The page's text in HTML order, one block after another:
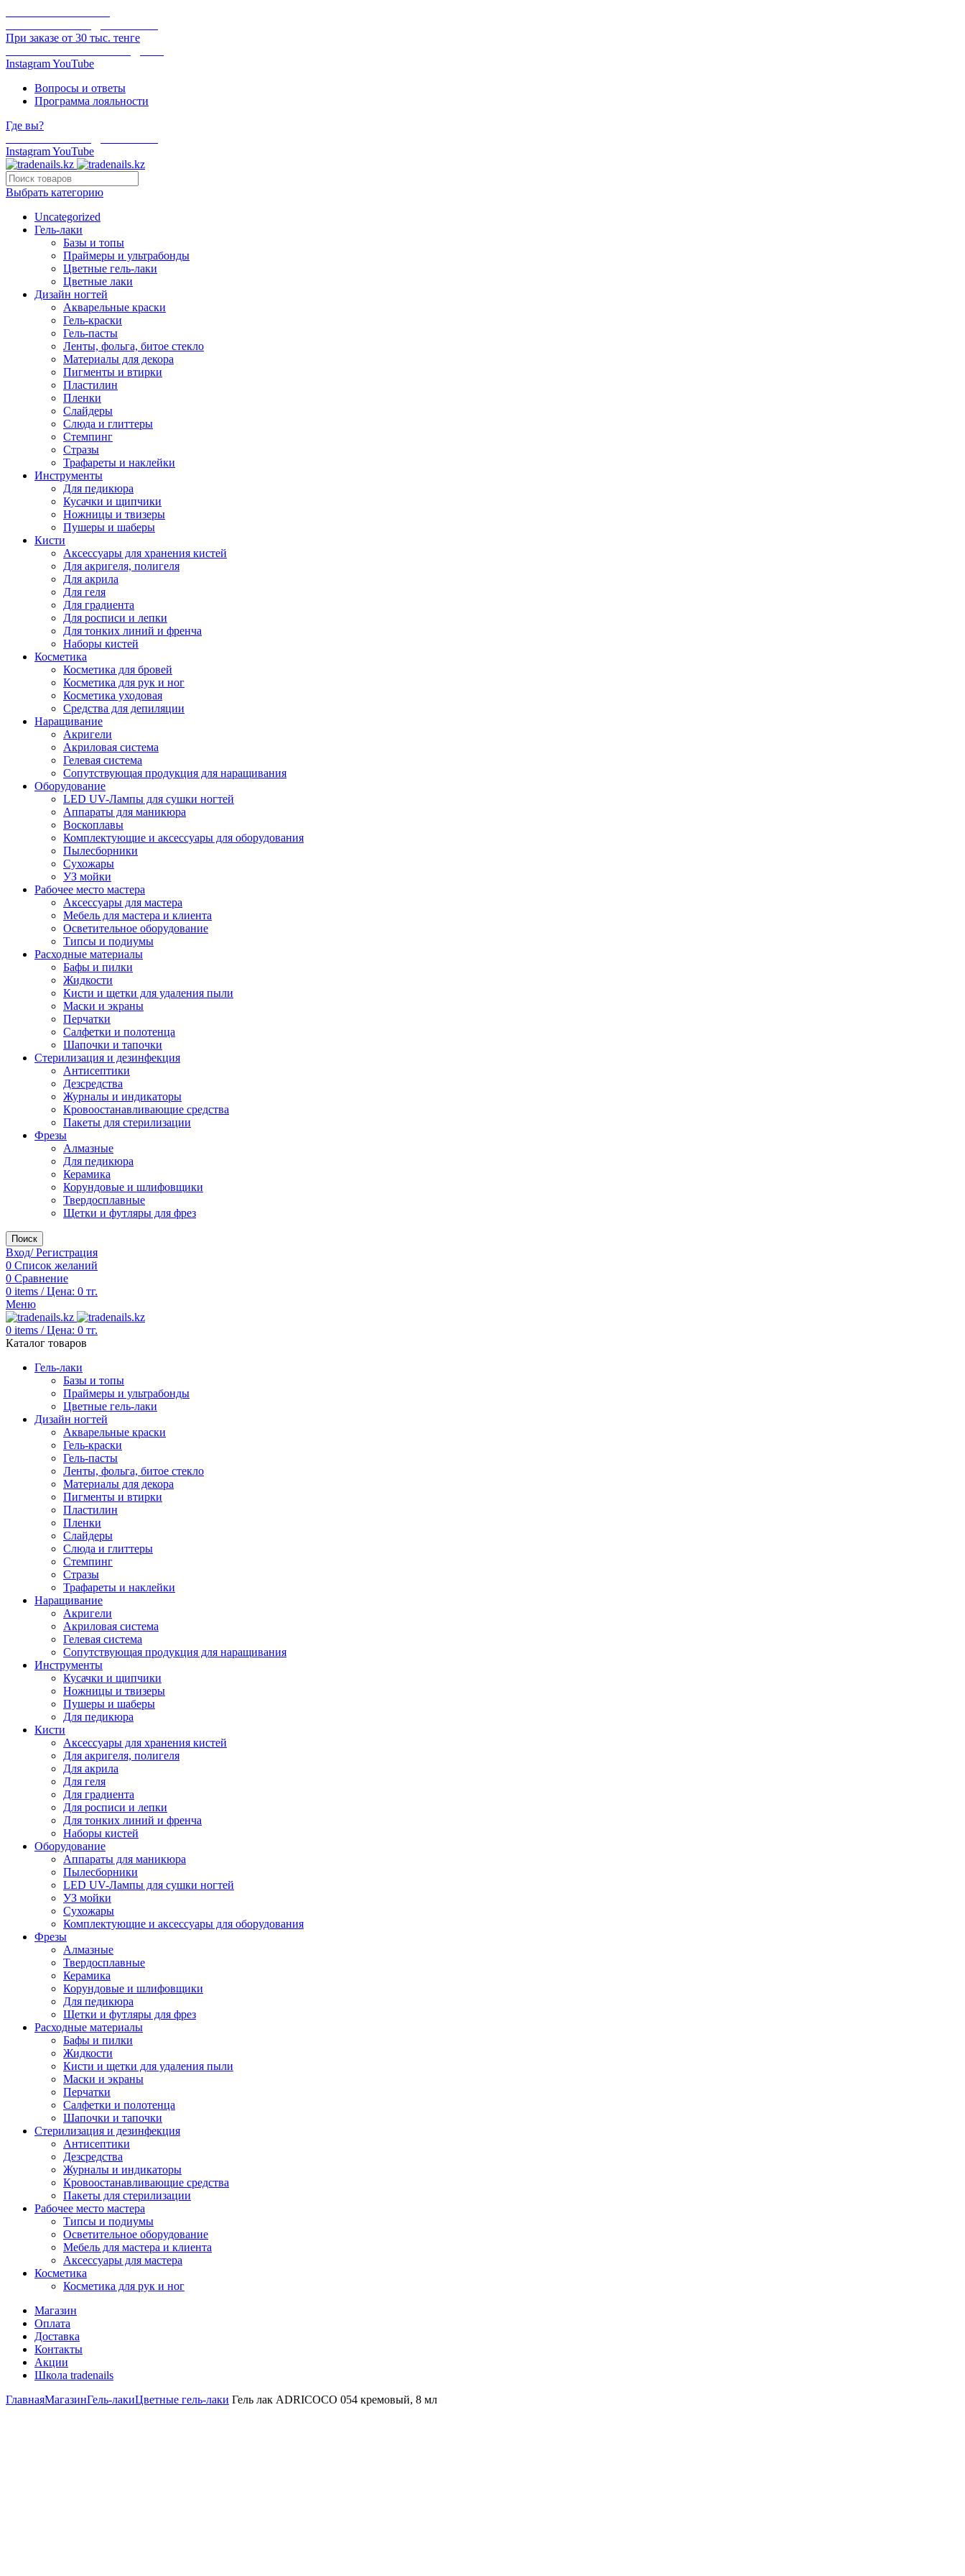
При заказе от 30 тыс. тенге
InstagramYouTube
Вопросы и ответы
Программа лояльности
Где вы?
InstagramYouTube
Выбрать категорию
Uncategorized
Гель-лаки
Базы и топы
Праймеры и ультрабонды
Цветные гель-лаки
Цветные лаки
Дизайн ногтей
Акварельные краски
Гель-краски
Гель-пасты
Ленты, фольга, битое стекло
Материалы для декора
Пигменты и втирки
Пластилин
Пленки
Слайдеры
Слюда и глиттеры
Стемпинг
Стразы
Трафареты и наклейки
Инструменты
Для педикюра
Кусачки и щипчики
Ножницы и твизеры
Пушеры и шаберы
Кисти
Аксессуары для хранения кистей
Для акригеля, полигеля
Для акрила
Для геля
Для градиента
Для росписи и лепки
Для тонких линий и френча
Наборы кистей
Косметика
Косметика для бровей
Косметика для рук и ног
Косметика уходовая
Средства для депиляции
Наращивание
Акригели
Акриловая система
Гелевая система
Сопутствующая продукция для наращивания
Оборудование
LED UV-Лампы для сушки ногтей
Аппараты для маникюра
Воскоплавы
Комплектующие и аксессуары для оборудования
Пылесборники
Сухожары
УЗ мойки
Рабочее место мастера
Аксессуары для мастера
Мебель для мастера и клиента
Осветительное оборудование
Типсы и подиумы
Расходные материалы
Бафы и пилки
Жидкости
Кисти и щетки для удаления пыли
Маски и экраны
Перчатки
Салфетки и полотенца
Шапочки и тапочки
Стерилизация и дезинфекция
Антисептики
Дезсредства
Журналы и индикаторы
Кровоостанавливающие средства
Пакеты для стерилизации
Фрезы
Алмазные
Для педикюра
Керамика
Корундовые и шлифовщики
Твердосплавные
Щетки и футляры для фрез
Поиск
Вход/ Регистрация
0 Список желаний
0 Сравнение
0 items / Цена: 0 тг.
Меню
0 items / Цена: 0 тг.
Каталог товаров
Гель-лаки
Базы и топы
Праймеры и ультрабонды
Цветные гель-лаки
Дизайн ногтей
Акварельные краски
Гель-краски
Гель-пасты
Ленты, фольга, битое стекло
Материалы для декора
Пигменты и втирки
Пластилин
Пленки
Слайдеры
Слюда и глиттеры
Стемпинг
Стразы
Трафареты и наклейки
Наращивание
Акригели
Акриловая система
Гелевая система
Сопутствующая продукция для наращивания
Инструменты
Кусачки и щипчики
Ножницы и твизеры
Пушеры и шаберы
Для педикюра
Кисти
Аксессуары для хранения кистей
Для акригеля, полигеля
Для акрила
Для геля
Для градиента
Для росписи и лепки
Для тонких линий и френча
Наборы кистей
Оборудование
Аппараты для маникюра
Пылесборники
LED UV-Лампы для сушки ногтей
УЗ мойки
Сухожары
Комплектующие и аксессуары для оборудования
Фрезы
Алмазные
Твердосплавные
Керамика
Корундовые и шлифовщики
Для педикюра
Щетки и футляры для фрез
Расходные материалы
Бафы и пилки
Жидкости
Кисти и щетки для удаления пыли
Маски и экраны
Перчатки
Салфетки и полотенца
Шапочки и тапочки
Стерилизация и дезинфекция
Антисептики
Дезсредства
Журналы и индикаторы
Кровоостанавливающие средства
Пакеты для стерилизации
Рабочее место мастера
Типсы и подиумы
Осветительное оборудование
Мебель для мастера и клиента
Аксессуары для мастера
Косметика
Косметика для рук и ног
Магазин
Оплата
Доставка
Контакты
Акции
Школа tradenails
ГлавнаяМагазинГель-лакиЦветные гель-лаки Гель лак ADRICOCO 054 кремовый, 8 мл